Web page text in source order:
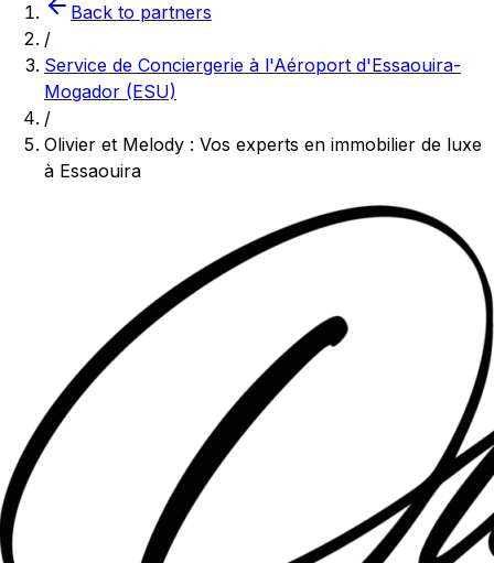
Back to partners
/
Service de Conciergerie à l'Aéroport d'Essaouira-
Mogador (ESU)
/
Olivier et Melody : Vos experts en immobilier de luxe
à Essaouira